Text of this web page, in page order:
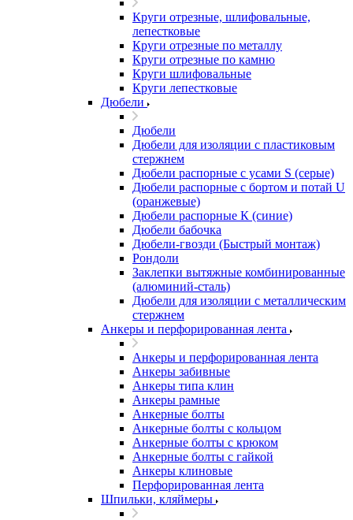
Круги отрезные, шлифовальные,
лепестковые
Круги отрезные по металлу
Круги отрезные по камню
Круги шлифовальные
Круги лепестковые
Дюбели
Дюбели
Дюбели для изоляции с пластиковым
стержнем
Дюбели распорные с усами S (серые)
Дюбели распорные c бортом и потай U
(оранжевые)
Дюбели распорные К (синие)
Дюбели бабочка
Дюбели-гвозди (Быстрый монтаж)
Рондоли
Заклепки вытяжные комбинированные
(алюминий-сталь)
Дюбели для изоляции с металлическим
стержнем
Анкеры и перфорированная лента
Анкеры и перфорированная лента
Анкеры забивные
Анкеры типа клин
Анкеры рамные
Анкерные болты
Анкерные болты с кольцом
Анкерные болты с крюком
Анкерные болты с гайкой
Анкеры клиновые
Перфорированная лента
Шпильки, кляймеры